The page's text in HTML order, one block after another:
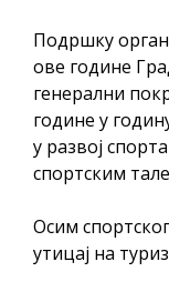
Подршку
ове године
генерални
године у
у развој
спортским
Осим
утицај на